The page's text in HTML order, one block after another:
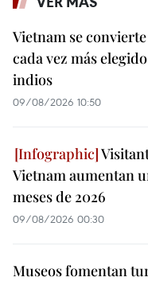
Vietnam se
cada vez más
indios
09/08/2026 10:50
Vietnam aumentan
meses de 2026
09/08/2026 00:30
Museos fomentan